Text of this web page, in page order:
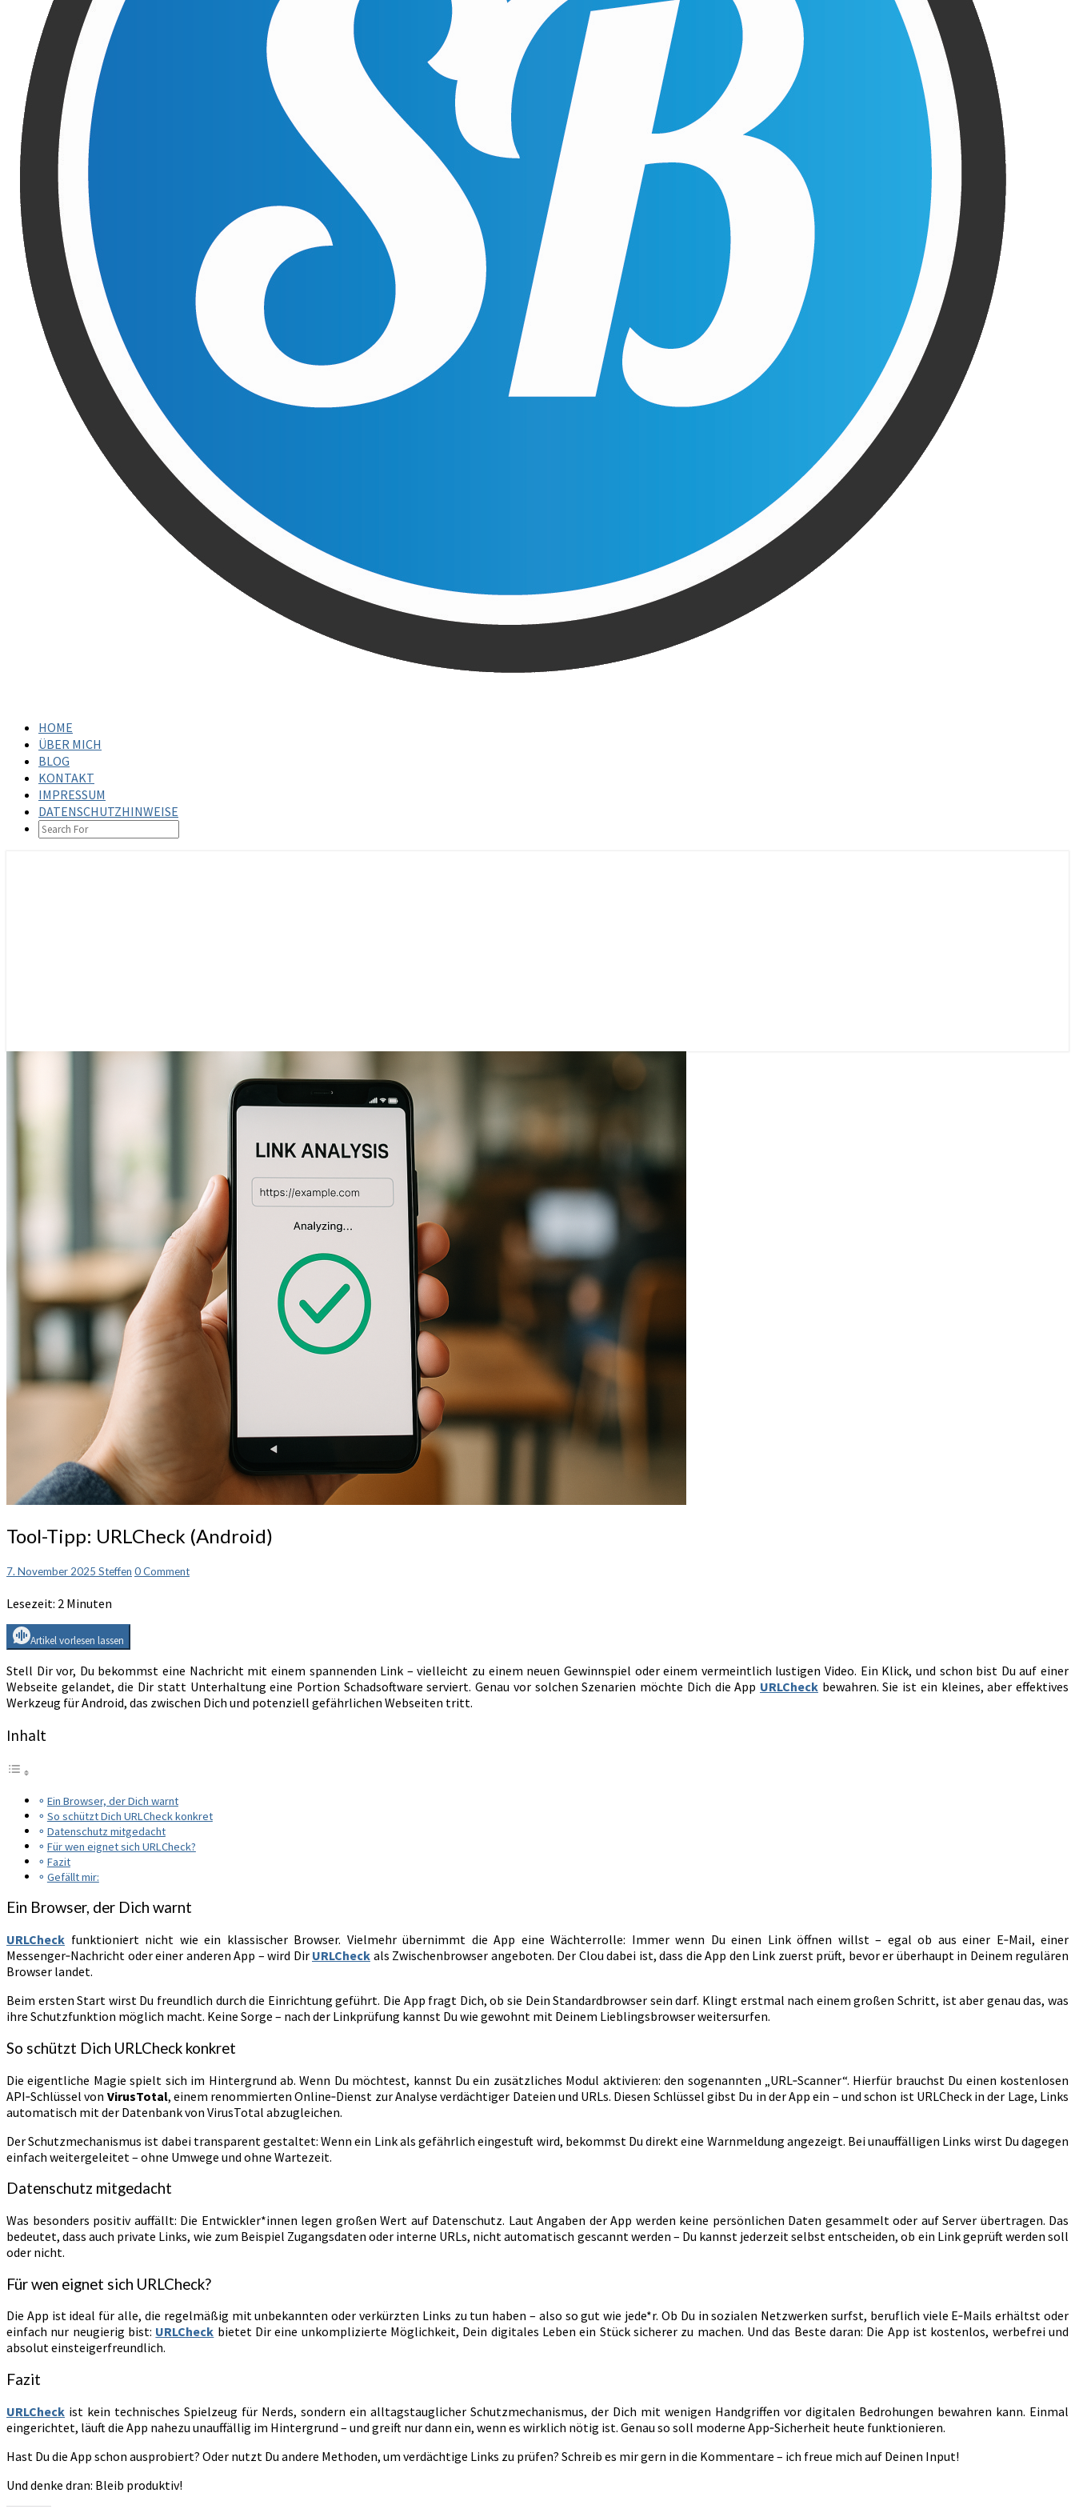
HOME
ÜBER MICH
BLOG
KONTAKT
IMPRESSUM
DATENSCHUTZHINWEISE
SEARCH
Tool-
Tipp:
(Android)
Tool-Tipp: URLCheck (Android)
7. November 2025 Steffen Comments
0 Comment
Lesezeit: 2 Minuten
Artikel vorlesen lassen
Stell Dir vor, Du bekommst eine Nachricht mit einem spannenden Link – vielleicht zu einem neuen Gewinnspiel oder einem vermeintlich lustigen Video. Ein Klick, und schon bist Du auf einer
Webseite gelandet, die Dir statt Unterhaltung eine Portion Schadsoftware serviert. Genau vor solchen Szenarien möchte Dich die App URLCheckbewahren. Sie ist ein kleines, aber effektives
Werkzeug für Android, das zwischen Dich und potenziell gefährlichen Webseiten tritt.
Inhalt
Ein Browser, der Dich warnt
So schützt Dich URLCheck konkret
Datenschutz mitgedacht
Für wen eignet sich URLCheck?
Fazit
Gefällt mir:
Ein Browser, der Dich warnt
URLCheck funktioniert nicht wie ein klassischer Browser. Vielmehr übernimmt die App eine Wächterrolle: Immer wenn Du einen Link öffnen willst – egal ob aus einer E‑Mail, einer
Messenger‑Nachricht oder einer anderen App – wird Dir URLCheck als Zwischenbrowser angeboten. Der Clou dabei ist, dass die App den Link zuerst prüft, bevor er überhaupt in Deinem regulären
Browser landet.
Beim ersten Start wirst Du freundlich durch die Einrichtung geführt. Die App fragt Dich, ob sie Dein Standardbrowser sein darf. Klingt erstmal nach einem großen Schritt, ist aber genau das, was
ihre Schutzfunktion möglich macht. Keine Sorge – nach der Linkprüfung kannst Du wie gewohnt mit Deinem Lieblingsbrowser weitersurfen.
So schützt Dich URLCheck konkret
Die eigentliche Magie spielt sich im Hintergrund ab. Wenn Du möchtest, kannst Du ein zusätzliches Modul aktivieren: den sogenannten „URL‑Scanner“. Hierfür brauchst Du einen kostenlosen
API‑Schlüssel von VirusTotal, einem renommierten Online‑Dienst zur Analyse verdächtiger Dateien und URLs. Diesen Schlüssel gibst Du in der App ein – und schon ist URLCheck in der Lage, Links
automatisch mit der Datenbank von VirusTotal abzugleichen.
Der Schutzmechanismus ist dabei transparent gestaltet: Wenn ein Link als gefährlich eingestuft wird, bekommst Du direkt eine Warnmeldung angezeigt. Bei unauffälligen Links wirst Du dagegen
einfach weitergeleitet – ohne Umwege und ohne Wartezeit.
Datenschutz mitgedacht
Was besonders positiv auffällt: Die Entwickler*innen legen großen Wert auf Datenschutz. Laut Angaben der App werden keine persönlichen Daten gesammelt oder auf Server übertragen. Das
bedeutet, dass auch private Links, wie zum Beispiel Zugangsdaten oder interne URLs, nicht automatisch gescannt werden – Du kannst jederzeit selbst entscheiden, ob ein Link geprüft werden soll
oder nicht.
Für wen eignet sich URLCheck?
Die App ist ideal für alle, die regelmäßig mit unbekannten oder verkürzten Links zu tun haben – also so gut wie jede*r. Ob Du in sozialen Netzwerken surfst, beruflich viele E‑Mails erhältst oder
einfach nur neugierig bist: URLCheck bietet Dir eine unkomplizierte Möglichkeit, Dein digitales Leben ein Stück sicherer zu machen. Und das Beste daran: Die App ist kostenlos, werbefrei und
absolut einsteigerfreundlich.
Fazit
URLCheck ist kein technisches Spielzeug für Nerds, sondern ein alltagstauglicher Schutzmechanismus, der Dich mit wenigen Handgriffen vor digitalen Bedrohungen bewahren kann. Einmal
eingerichtet, läuft die App nahezu unauffällig im Hintergrund – und greift nur dann ein, wenn es wirklich nötig ist. Genau so soll moderne App‑Sicherheit heute funktionieren.
Hast Du die App schon ausprobiert? Oder nutzt Du andere Methoden, um verdächtige Links zu prüfen? Schreib es mir gern in die Kommentare – ich freue mich auf Deinen Input!
Und denke dran: Bleib produktiv!